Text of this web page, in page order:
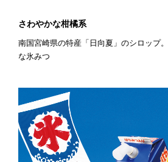
さわやかな柑橘系
南国宮崎県の特産「日向夏」のシロップ
な氷みつ